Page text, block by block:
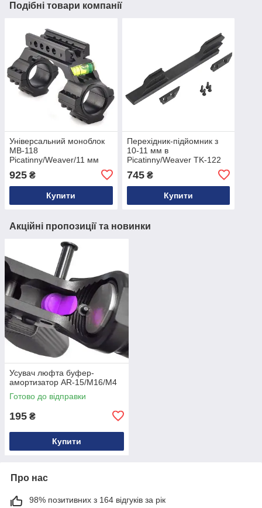
Подібні товари компанії
Універсальний моноблок
MB-118
Picatinny/Weaver/11 мм
(діаметр 30 мм / 25.4 мм)
925 ₴
Купити
Перехідник-підйомник з
10-11 мм в
Picatinny/Weaver TK-122
745₴
Купити
Акційні пропозиції та новинки
Усувач люфта буфер-
амортизатор AR-15/M16/M4
Готово до відправки
195 ₴
Купити
Про нас
98% позитивних з 164 відгуків за рік